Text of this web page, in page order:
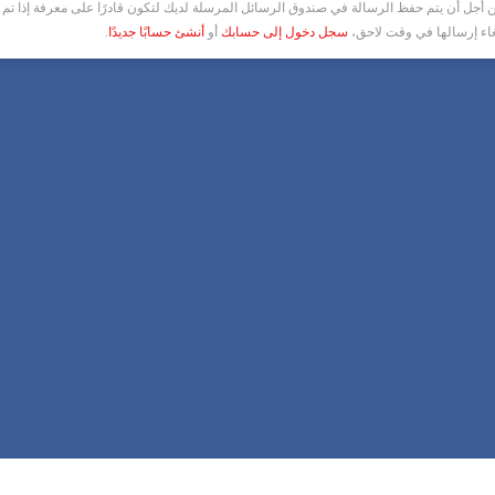
أجل أن يتم حفظ الرسالة في صندوق الرسائل المرسلة لديك لتكون قادرًا على معرفة إذا تم
إرسالها في وقت لاحق، سجل دخول إلى حسابك أو أنشئ حسابًا جديدًا .